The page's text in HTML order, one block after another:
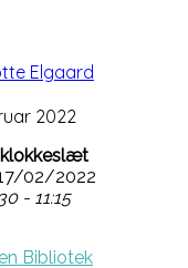
Elgaard
2022
02/2022
- 11:15
Bibliotek